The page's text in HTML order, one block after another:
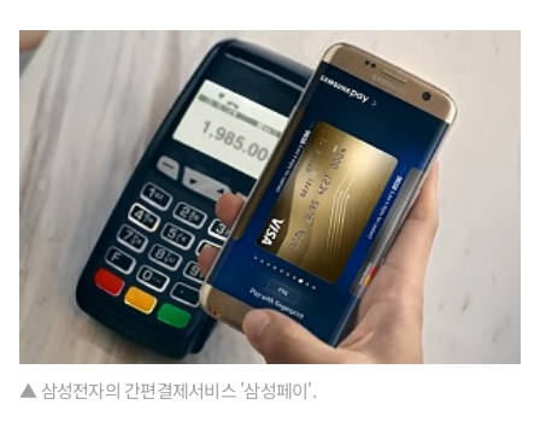
▲ 삼성전자의 간편결제서비스 '삼성페이'.